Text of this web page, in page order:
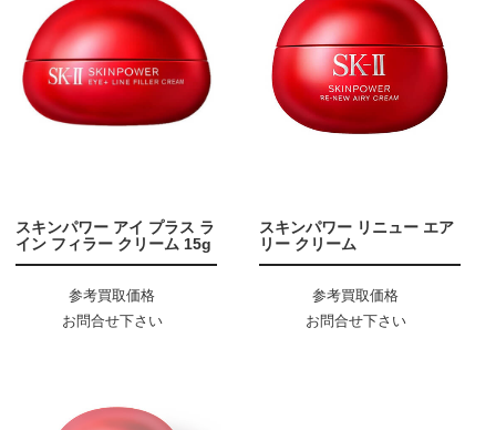
スキンパワー アイ プラス ラ
イン フィラー クリーム 15g
参考買取価格
お問合せ下さい
スキンパワー リニュー エア
リー クリーム
参考買取価格
お問合せ下さい